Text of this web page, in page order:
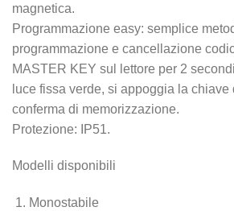
magnetica.
Programmazione easy: semplice
programmazione e cancellazione
MASTER KEY sul lettore per 2
luce fissa verde, si appoggia la
conferma di memorizzazione.
Protezione: IP51.
Modelli disponibili
Monostabile